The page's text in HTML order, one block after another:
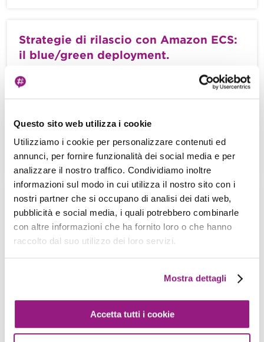
Questo sito web utilizza i cookie
Utilizziamo i cookie per personalizzare contenuti ed
annunci, per fornire funzionalità dei social media e per
analizzare il nostro traffico. Condividiamo inoltre
informazioni sul modo in cui utilizza il nostro sito con i
nostri partner che si occupano di analisi dei dati web,
pubblicità e social media, i quali potrebbero combinarle
con altre informazioni che ha fornito loro o che hanno
raccolto dal suo utilizzo dei loro servizi.
Mostra dettagli
Accetta tutti i cookie
Strategie di rilascio con Amazon ECS:
il blue/green deployment.
suoi enormi vantaggi in termini di velocità […]
View more
Convertiamo un’applicazione docker-
compose in AWS Fargate sfruttando la
CLI ECS
Al giorno d’oggi, molto spesso capita di affidarsi a
delle applicazioni al fine […]
View more